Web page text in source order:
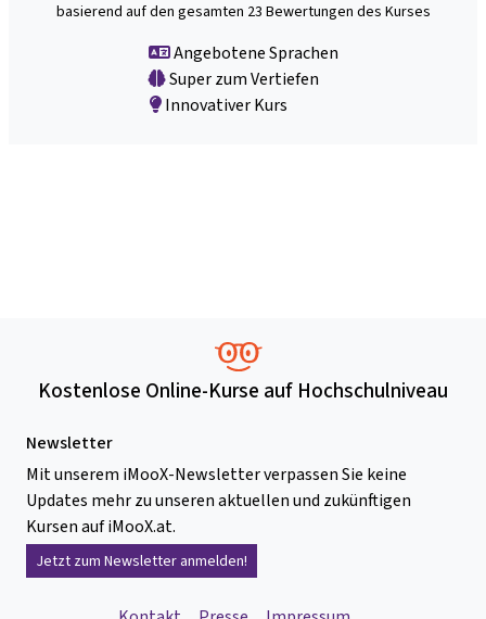
basierend auf den gesamten 23 Bewertungen des Kurses
Angebotene Sprachen
Super zum Vertiefen
Innovativer Kurs
Kostenlose Online-Kurse auf Hochschulniveau
Newsletter
Mit unserem iMooX-Newsletter verpassen Sie keine
Updates mehr zu unseren aktuellen und zukünftigen
Kursen auf iMooX.at.
Jetzt zum Newsletter anmelden!